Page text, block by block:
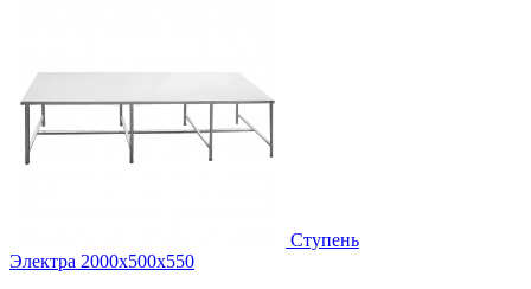
Ступень
Электра 2000х500х550